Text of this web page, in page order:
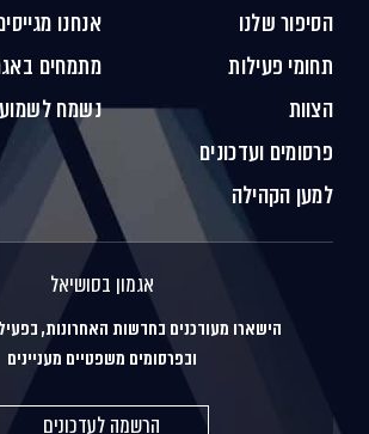
הסיפור שלנו
תחומי פעילות
הצוות
פרסומים ועדכונים
למען הקהילה
אנחנו
מתמחים
נשמח
אגמון בסושיאל
הישארו מעודכנים בחדשות האחרונות,
ובפרסומים משפטיים מעניינים
הרשמה לעדכונים